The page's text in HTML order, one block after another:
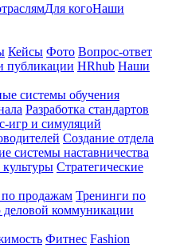
Для когоНаши
Кейсы Фото Вопрос-ответ
публикации HRhub Наши
системы обучения
Разработка стандартов
игр и симуляций
Создание отдела
системы наставничества
Стратегические
продажам Тренинги по
коммуникации
Фитнес Fashion